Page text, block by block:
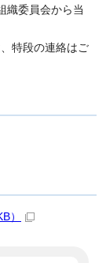
委員会から当
特段の連絡はご
）